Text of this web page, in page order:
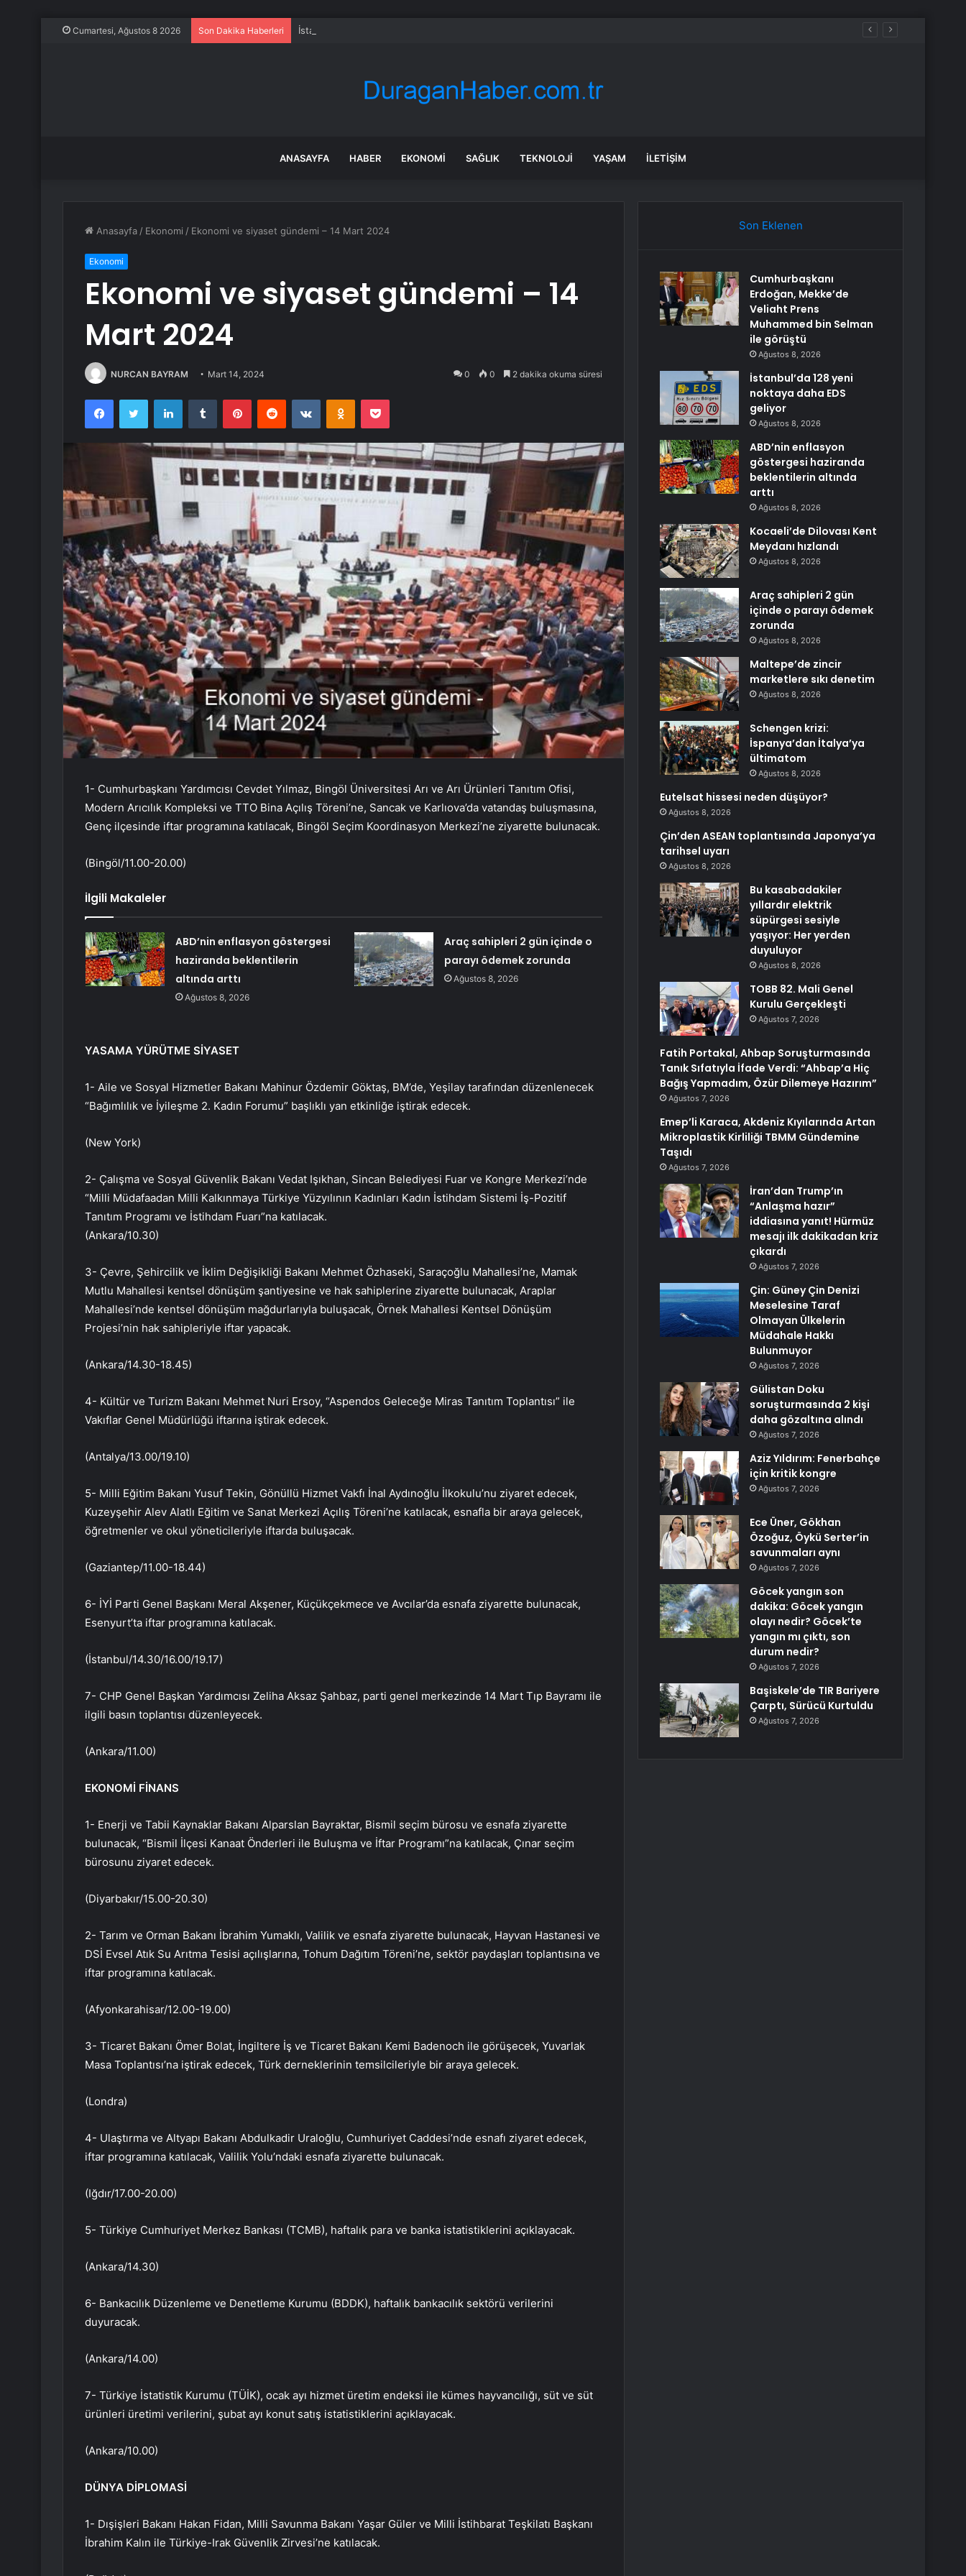
Cumartesi, Ağustos 8 2026 Son Dakika Haberleri İstanbul’da 128 yeni noktaya daha EDS geliyor
ANASAYFA HABER EKONOMI SAĞLIK TEKNOLOJI YAŞAM İLETIŞIM
Anasayfa / Ekonomi / Ekonomi ve siyaset gündemi – 14 Mart 2024
Ekonomi
Ekonomi ve siyaset gündemi – 14
Mart 2024
NURCAN BAYRAM Mart 14, 2024 0 0 2 dakika okuma süresi
FacebookTwitter LinkedInTumblr PinterestReddit VKontakteOdnoklassniki
Pocket
1- Cumhurbaşkanı Yardımcısı Cevdet Yılmaz, Bingöl Üniversitesi Arı ve Arı Ürünleri Tanıtım Ofisi,
Modern Arıcılık Kompleksi ve TTO Bina Açılış Töreni’ne, Sancak ve Karlıova’da vatandaş buluşmasına,
Genç ilçesinde iftar programına katılacak, Bingöl Seçim Koordinasyon Merkezi’ne ziyarette bulunacak.
(Bingöl/11.00-20.00)
İlgili Makaleler
ABD’nin enflasyon göstergesi
haziranda beklentilerin
altında arttı
Ağustos 8, 2026
Araç sahipleri 2 gün içinde o
parayı ödemek zorunda
Ağustos 8, 2026
YASAMA YÜRÜTME SİYASET
1- Aile ve Sosyal Hizmetler Bakanı Mahinur Özdemir Göktaş, BM’de, Yeşilay tarafından düzenlenecek
“Bağımlılık ve İyileşme 2. Kadın Forumu” başlıklı yan etkinliğe iştirak edecek.
(New York)
2- Çalışma ve Sosyal Güvenlik Bakanı Vedat Işıkhan, Sincan Belediyesi Fuar ve Kongre Merkezi’nde
“Milli Müdafaadan Milli Kalkınmaya Türkiye Yüzyılının Kadınları Kadın İstihdam Sistemi İş-Pozitif
Tanıtım Programı ve İstihdam Fuarı”na katılacak.
(Ankara/10.30)
3- Çevre, Şehircilik ve İklim Değişikliği Bakanı Mehmet Özhaseki, Saraçoğlu Mahallesi’ne, Mamak
Mutlu Mahallesi kentsel dönüşüm şantiyesine ve hak sahiplerine ziyarette bulunacak, Araplar
Mahallesi’nde kentsel dönüşüm mağdurlarıyla buluşacak, Örnek Mahallesi Kentsel Dönüşüm
Projesi’nin hak sahipleriyle iftar yapacak.
(Ankara/14.30-18.45)
4- Kültür ve Turizm Bakanı Mehmet Nuri Ersoy, “Aspendos Geleceğe Miras Tanıtım Toplantısı” ile
Vakıflar Genel Müdürlüğü iftarına iştirak edecek.
(Antalya/13.00/19.10)
5- Milli Eğitim Bakanı Yusuf Tekin, Gönüllü Hizmet Vakfı İnal Aydınoğlu İlkokulu’nu ziyaret edecek,
Kuzeyşehir Alev Alatlı Eğitim ve Sanat Merkezi Açılış Töreni’ne katılacak, esnafla bir araya gelecek,
öğretmenler ve okul yöneticileriyle iftarda buluşacak.
(Gaziantep/11.00-18.44)
6- İYİ Parti Genel Başkanı Meral Akşener, Küçükçekmece ve Avcılar’da esnafa ziyarette bulunacak,
Esenyurt’ta iftar programına katılacak.
(İstanbul/14.30/16.00/19.17)
7- CHP Genel Başkan Yardımcısı Zeliha Aksaz Şahbaz, parti genel merkezinde 14 Mart Tıp Bayramı ile
ilgili basın toplantısı düzenleyecek.
(Ankara/11.00)
EKONOMİ FİNANS
1- Enerji ve Tabii Kaynaklar Bakanı Alparslan Bayraktar, Bismil seçim bürosu ve esnafa ziyarette
bulunacak, “Bismil İlçesi Kanaat Önderleri ile Buluşma ve İftar Programı”na katılacak, Çınar seçim
bürosunu ziyaret edecek.
(Diyarbakır/15.00-20.30)
2- Tarım ve Orman Bakanı İbrahim Yumaklı, Valilik ve esnafa ziyarette bulunacak, Hayvan Hastanesi ve
DSİ Evsel Atık Su Arıtma Tesisi açılışlarına, Tohum Dağıtım Töreni’ne, sektör paydaşları toplantısına ve
iftar programına katılacak.
(Afyonkarahisar/12.00-19.00)
3- Ticaret Bakanı Ömer Bolat, İngiltere İş ve Ticaret Bakanı Kemi Badenoch​​​​​​​ ile görüşecek, Yuvarlak
Masa Toplantısı’na iştirak edecek, Türk derneklerinin temsilcileriyle bir araya gelecek.
(Londra)
4- Ulaştırma ve Altyapı Bakanı Abdulkadir Uraloğlu, Cumhuriyet Caddesi’nde esnafı ziyaret edecek,
iftar programına katılacak, Valilik Yolu’ndaki esnafa ziyarette bulunacak.
(Iğdır/17.00-20.00)
5- Türkiye Cumhuriyet Merkez Bankası (TCMB), haftalık para ve banka istatistiklerini açıklayacak.
(Ankara/14.30)
6- Bankacılık Düzenleme ve Denetleme Kurumu (BDDK), haftalık bankacılık sektörü verilerini
duyuracak.
(Ankara/14.00)
7- Türkiye İstatistik Kurumu (TÜİK), ocak ayı hizmet üretim endeksi ile kümes hayvancılığı, süt ve süt
ürünleri üretimi verilerini, şubat ayı konut satış istatistiklerini açıklayacak.
(Ankara/10.00)
DÜNYA DİPLOMASİ
1- Dışişleri Bakanı Hakan Fidan, Milli Savunma Bakanı Yaşar Güler ve Milli İstihbarat Teşkilatı Başkanı
İbrahim Kalın ile Türkiye-Irak Güvenlik Zirvesi’ne katılacak.
Son Eklenen
Cumhurbaşkanı
Erdoğan, Mekke’de
Veliaht Prens
Muhammed bin Selman
ile görüştü
Ağustos 8, 2026
İstanbul’da 128 yeni
noktaya daha EDS
geliyor
Ağustos 8, 2026
ABD’nin enflasyon
göstergesi haziranda
beklentilerin altında
arttı
Ağustos 8, 2026
Kocaeli’de Dilovası Kent
Meydanı hızlandı
Ağustos 8, 2026
Araç sahipleri 2 gün
içinde o parayı ödemek
zorunda
Ağustos 8, 2026
Maltepe’de zincir
marketlere sıkı denetim
Ağustos 8, 2026
Schengen krizi:
İspanya’dan İtalya’ya
ültimatom
Ağustos 8, 2026
Eutelsat hissesi neden düşüyor?
Ağustos 8, 2026
Çin’den ASEAN toplantısında Japonya’ya
tarihsel uyarı
Ağustos 8, 2026
Bu kasabadakiler
yıllardır elektrik
süpürgesi sesiyle
yaşıyor: Her yerden
duyuluyor
Ağustos 8, 2026
TOBB 82. Mali Genel
Kurulu Gerçekleşti
Ağustos 7, 2026
Fatih Portakal, Ahbap Soruşturmasında
Tanık Sıfatıyla İfade Verdi: “Ahbap’a Hiç
Bağış Yapmadım, Özür Dilemeye Hazırım”
Ağustos 7, 2026
Emep’li Karaca, Akdeniz Kıyılarında Artan
Mikroplastik Kirliliği TBMM Gündemine
Taşıdı
Ağustos 7, 2026
İran’dan Trump’ın
“Anlaşma hazır”
iddiasına yanıt! Hürmüz
mesajı ilk dakikadan kriz
çıkardı
Ağustos 7, 2026
Çin: Güney Çin Denizi
Meselesine Taraf
Olmayan Ülkelerin
Müdahale Hakkı
Bulunmuyor
Ağustos 7, 2026
Gülistan Doku
soruşturmasında 2 kişi
daha gözaltına alındı
Ağustos 7, 2026
Aziz Yıldırım: Fenerbahçe
için kritik kongre
Ağustos 7, 2026
Ece Üner, Gökhan
Özoğuz, Öykü Serter’in
savunmaları aynı
Ağustos 7, 2026
Göcek yangın son
dakika: Göcek yangın
olayı nedir? Göcek’te
yangın mı çıktı, son
durum nedir?
Ağustos 7, 2026
Başiskele’de TIR Bariyere
Çarptı, Sürücü Kurtuldu
Ağustos 7, 2026